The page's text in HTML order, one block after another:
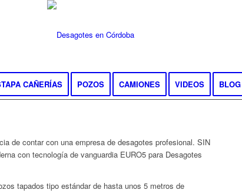
CAÑERÍAS POZOS CAMIONES VIDEOS BLOG
de contar con una empresa de desagotes profesional. SIN
con tecnología de vanguardia EURO5 para Desagotes
tapados tipo estándar de hasta unos 5 metros de